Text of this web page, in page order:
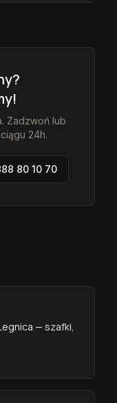
Zadzwoń lub
24h.
80 10 70
— szafki,